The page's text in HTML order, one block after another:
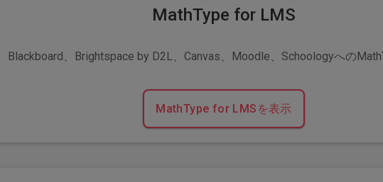
MathType for LMS
Blackboard、Brightspace by D2L、Canvas、Moodle、Schoologyへの
MathType for LMSを表示